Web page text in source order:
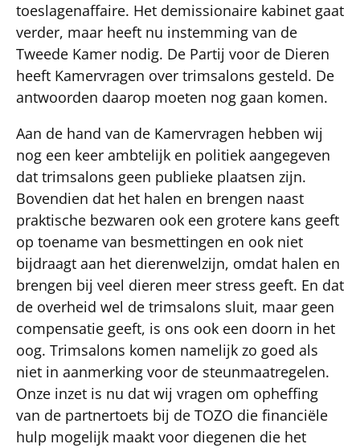
toeslagenaffaire. Het demissionaire kabinet gaat
verder, maar heeft nu instemming van de
Tweede Kamer nodig. De Partij voor de Dieren
heeft Kamervragen over trimsalons gesteld. De
antwoorden daarop moeten nog gaan komen.
Aan de hand van de Kamervragen hebben wij
nog een keer ambtelijk en politiek aangegeven
dat trimsalons geen publieke plaatsen zijn.
Bovendien dat het halen en brengen naast
praktische bezwaren ook een grotere kans geeft
op toename van besmettingen en ook niet
bijdraagt aan het dierenwelzijn, omdat halen en
brengen bij veel dieren meer stress geeft. En dat
de overheid wel de trimsalons sluit, maar geen
compensatie geeft, is ons ook een doorn in het
oog. Trimsalons komen namelijk zo goed als
niet in aanmerking voor de steunmaatregelen.
Onze inzet is nu dat wij vragen om opheffing
van de partnertoets bij de TOZO die financiële
hulp mogelijk maakt voor diegenen die het